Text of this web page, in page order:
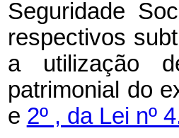
Seguridade
respectivos
a utilização
patrimonial do
e 2º , da Lei nº